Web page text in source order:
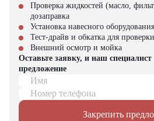
от "
ЦТО"! Официальный дилер –
условий на рынке.
Проверка жидкостей (масло,
дозаправка
Установка навесного оборудования
Тест-драйв и обкатка для
Внешний осмотр и мойка
Оставьте заявку, и наш
предложение
Имя
Номер телефона
Закрепить